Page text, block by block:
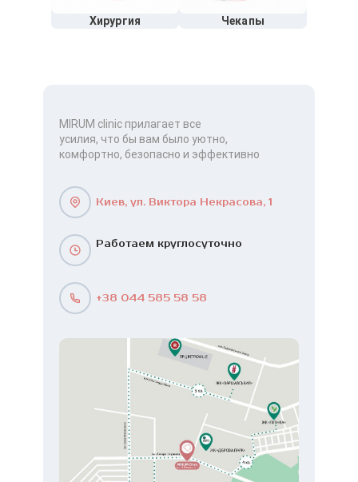
Хирургия Чекапы
MIRUM clinic прилагает все
усилия, что бы вам было уютно,
комфортно, безопасно и эффективно
Киев, ул. Виктора Некрасова, 1
Работаем круглосуточно
+38 044 585 58 58